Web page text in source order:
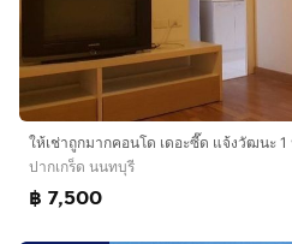
ให้เช่าถูกมากคอนโด เดอะซี๊ด แจ้งวัฒนะ 1
ปากเกร็ด นนทบุรี
฿ 7,500